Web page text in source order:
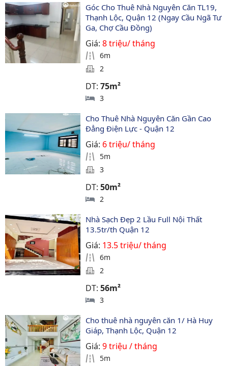
Góc Cho Thuê Nhà Nguyên Căn TL19,
Thạnh Lộc, Quận 12 (Ngay Cầu Ngã Tư
Ga, Chợ Cầu Đồng)
Giá:8 triệu/ tháng
6m
2
DT:75m²
3
Cho Thuê Nhà Nguyên Căn Gần Cao
Đẳng Điện Lực - Quận 12
Giá: 6 triệu/ tháng
5m
3
DT:50m²
2
Nhà Sạch Đẹp 2 Lầu Full Nội Thất
13.5tr/th Quận 12
Giá: 13.5 triệu/ tháng
6m
2
DT:56m²
3
Cho thuê nhà nguyên căn 1/ Hà Huy
Giáp, Thạnh Lộc, Quận 12
Giá:9 triệu / tháng
5m